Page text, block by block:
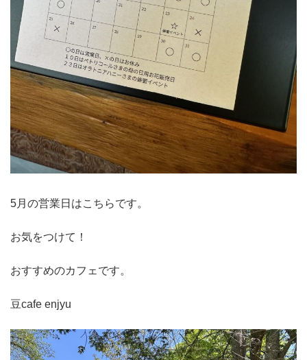
5月の営業日はこちらです。
お気をつけて！
おすすめのカフェです。
豆cafe enjyu